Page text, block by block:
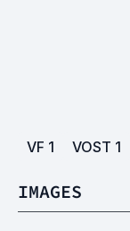
VF 1 VOST 1
IMAGES